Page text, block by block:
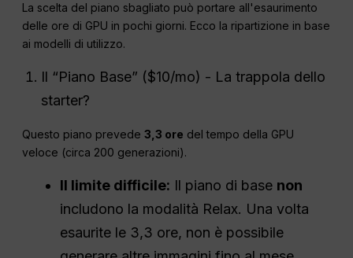
La scelta del piano sbagliato può portare all'esaurimento
delle ore di GPU in pochi giorni. Ecco la ripartizione in base
ai modelli di utilizzo.
Il “Piano Base” ($10/mo) - La trappola dello
starter?
Questo piano prevede3,3 ore del tempo della GPU
veloce (circa 200 generazioni).
Il limite difficile: Il piano di base non
includono la modalità Relax. Una volta
esaurite le 3,3 ore, non è possibile